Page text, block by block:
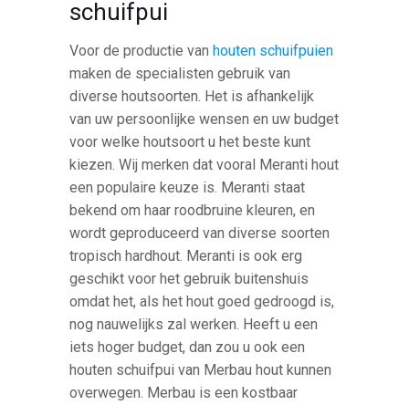
schuifpui
Voor de productie vanhouten schuifpuien
maken de specialisten gebruik van
diverse houtsoorten. Het is afhankelijk
van uw persoonlijke wensen en uw budget
voor welke houtsoort u het beste kunt
kiezen. Wij merken dat vooral Meranti hout
een populaire keuze is. Meranti staat
bekend om haar roodbruine kleuren, en
wordt geproduceerd van diverse soorten
tropisch hardhout. Meranti is ook erg
geschikt voor het gebruik buitenshuis
omdat het, als het hout goed gedroogd is,
nog nauwelijks zal werken. Heeft u een
iets hoger budget, dan zou u ook een
houten schuifpui van Merbau hout kunnen
overwegen. Merbau is een kostbaar